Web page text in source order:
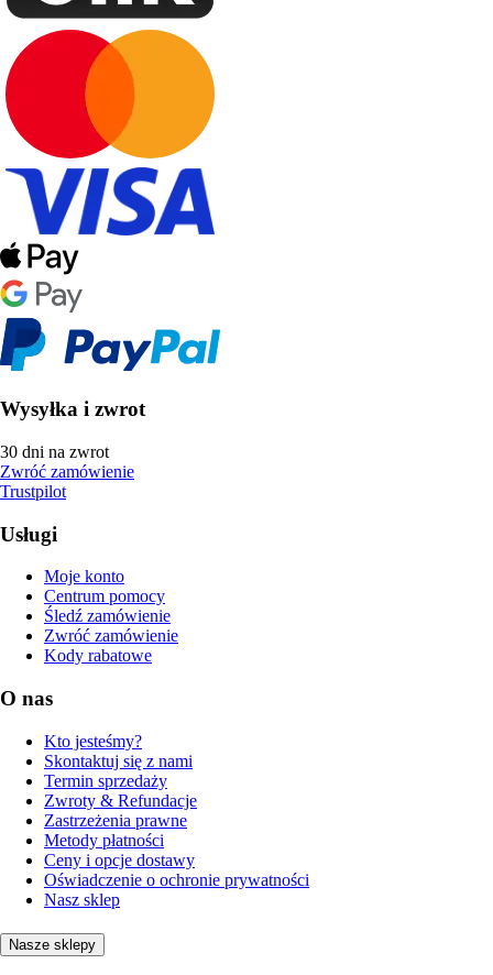
Wysyłka i zwrot
30 dni na zwrot
Zwróć zamówienie
Trustpilot
Usługi
Moje konto
Centrum pomocy
Śledź zamówienie
Zwróć zamówienie
Kody rabatowe
O nas
Kto jesteśmy?
Skontaktuj się z nami
Termin sprzedaży
Zwroty & Refundacje
Zastrzeżenia prawne
Metody płatności
Ceny i opcje dostawy
Oświadczenie o ochronie prywatności
Nasz sklep
Nasze sklepy